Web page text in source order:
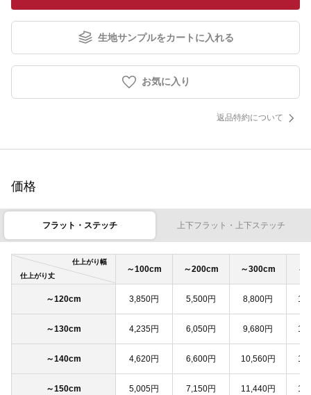
生地サンプルをカートに入れる
お気に入り
返品特約について
価格
フラット・ステッチ 上下フラット・上下ステッチ
仕上がり幅
仕上がり丈
～100cm ～200cm ～300cm ～
～120cm 3,850円 5,500円 8,800円
～130cm 4,235円 6,050円 9,680円
～140cm 4,620円 6,600円 10,560円
～150cm 5,005円 7,150円 11,440円